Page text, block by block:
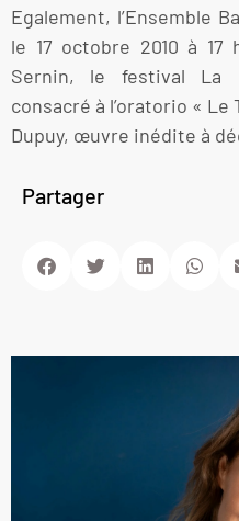
Egalement, l’Ensemble
le 17 octobre 2010 à
Sernin, le festival La
consacré à l’oratorio «
Dupuy, œuvre inédite à
Partager